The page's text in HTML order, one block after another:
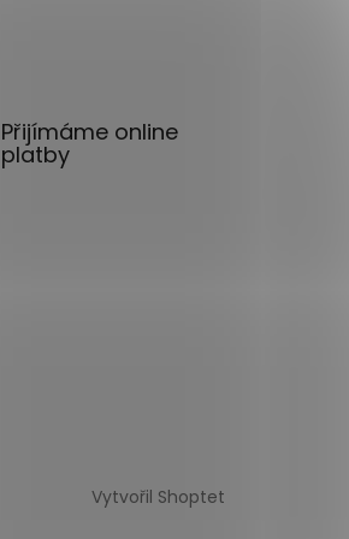
Přijímáme online
platby
Vytvořil Shoptet